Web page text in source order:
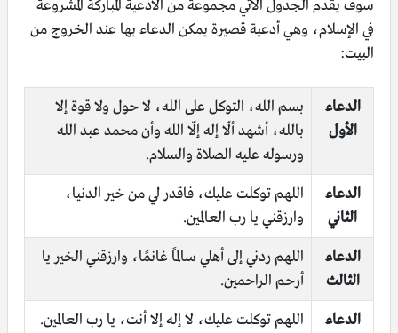
سوف يقدم الجدول الآتي مجموعة من الأدعية المباركة المشروعة
في الإسلام، وهي أدعية قصيرة يمكن الدعاء بها عند الخروج من
البيت:
الدعاء
الأول
بسم الله، التوكل على الله، لا حول ولا قوة إلا
بالله، أشهد ألّا إله إلّا الله وأن محمد عبد الله
ورسوله عليه الصلاة والسلام.
الدعاء
الثاني
اللهم توكلت عليك، فاقدر لي من خير الدنيا،
وارزقني يا رب العالمين.
الدعاء
الثالث
اللهم ردني إلى أهلي سالمًا غانمًا، وارزقني الخير يا
أرحم الراحمين.
الدعاء
اللهم توكلت عليك، لا إله إلا أنت، يا رب العالمين.